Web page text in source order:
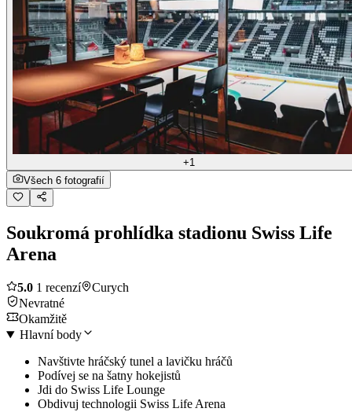
+1
Všech 6 fotografií
Soukromá prohlídka stadionu Swiss Life
Arena
5.0 1 recenzí
Curych
Nevratné
Okamžitě
Hlavní body
Navštivte hráčský tunel a lavičku hráčů
Podívej se na šatny hokejistů
Jdi do Swiss Life Lounge
Obdivuj technologii Swiss Life Arena